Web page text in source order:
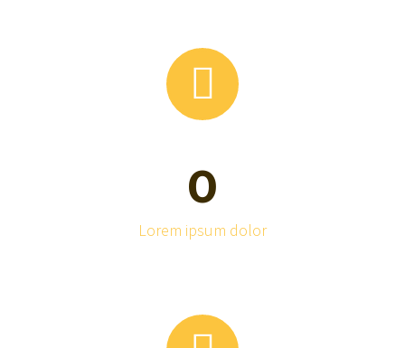


0
Lorem ipsum dolor